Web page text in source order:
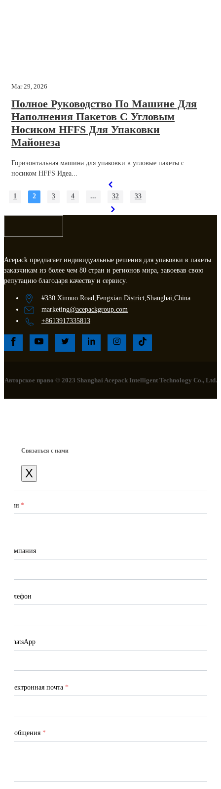
Mar 29, 2026
Полное Руководство По Машине Для
Наполнения Пакетов С Угловым
Носиком HFFS Для Упаковки
Майонеза
Горизонтальная машина для упаковки в угловые пакеты с
носиком HFFS Идеа...
1 2 3 4 ... 32 33
Acepack предлагает индивидуальные решения для упаковки в пакеты
заказчикам из более чем 80 стран и регионов мира, завоевав свою
репутацию благодаря качеству и сервису.
#330 Xinnuo Road,Fengxian District,Shanghai,China
marketing@acepackgroup.com
+8613917335813
Авторское право © 2023 Shanghai Acepack Intelligent Technology Co., Ltd.
Связаться с нами
X
Имя *
Компания
Телефон
WhatsApp
Электронная почта *
Сообщения *